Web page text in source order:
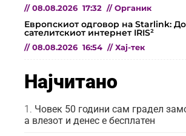
// 08.08.2026 17:32 // Органик
Европскиот одговор на Starlink:
сателитскиот интернет IRIS²
// 08.08.2026 16:54 // Хај-тек
Најчитано
Човек 50 години сам градел
а влезот и денес е бесплатен